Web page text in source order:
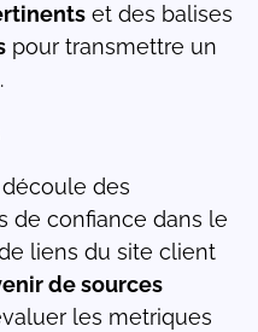
et des balises
pour transmettre un
découle des
de confiance dans le
liens du site client
de sources
les metriques